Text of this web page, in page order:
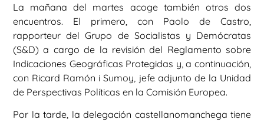
La mañana del martes acoge también otros dos
encuentros. El primero, con Paolo de Castro,
rapporteur del Grupo de Socialistas y Demócratas
(S&D) a cargo de la revisión del Reglamento sobre
Indicaciones Geográficas Protegidas y, a continuación,
con Ricard Ramón i Sumoy, jefe adjunto de la Unidad
de Perspectivas Políticas en la Comisión Europea.
Por la tarde, la delegación castellanomanchega tiene